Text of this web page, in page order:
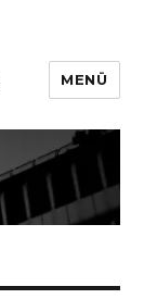
MENÜ